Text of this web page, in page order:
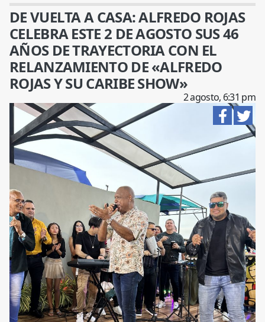
DE VUELTA A CASA: ALFREDO ROJAS
CELEBRA ESTE 2 DE AGOSTO SUS 46
AÑOS DE TRAYECTORIA CON EL
RELANZAMIENTO DE «ALFREDO
ROJAS Y SU CARIBE SHOW»
2 agosto, 6:31 pm